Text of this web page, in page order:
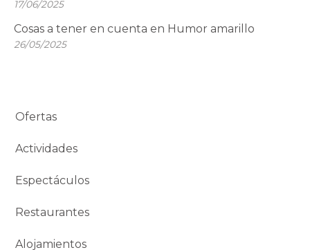
17/06/2025
Cosas a tener en cuenta en Humor amarillo
26/05/2025
Ofertas
Actividades
Espectáculos
Restaurantes
Alojamientos